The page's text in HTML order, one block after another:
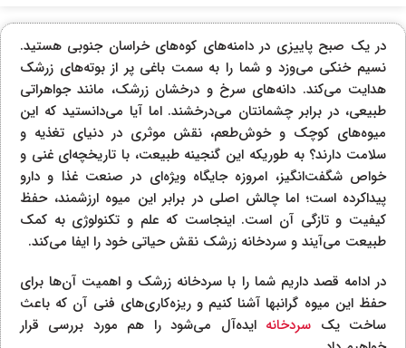
در یک صبح پاییزی در دامنه‌های کوه‌های خراسان جنوبی هستید.
نسیم خنکی می‌وزد و شما را به سمت باغی پر از بوته‌های زرشک
هدایت می‌کند. دانه‌های سرخ و درخشان زرشک، مانند جواهراتی
طبیعی، در برابر چشمانتان می‌درخشند. اما آیا می‌دانستید که این
میوه‌های کوچک و خوش‌طعم، نقش موثری در دنیای تغذیه و
سلامت دارند؟ به طوریکه این گنجینه طبیعت، با تاریخچه‌ای غنی و
خواص شگفت‌انگیز، امروزه جایگاه ویژه‌ای در صنعت غذا و دارو
پیداکرده است؛ اما چالش اصلی در برابر این میوه ارزشمند، حفظ
کیفیت و تازگی آن است. اینجاست که علم و تکنولوژی به کمک
طبیعت می‌آیند و سردخانه زرشک نقش حیاتی خود را ایفا می‌کند.
در ادامه قصد داریم شما را با سردخانه زرشک و اهمیت آن‌ها برای
حفظ این میوه گرانبها آشنا کنیم و ریزه‌کاری‌های فنی آن که باعث
ساخت یک سردخانه ایده‌آل می‌شود را هم مورد بررسی قرار